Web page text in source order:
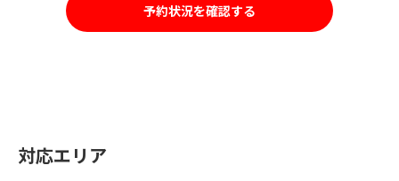
予約状況を確認する
対応エリア